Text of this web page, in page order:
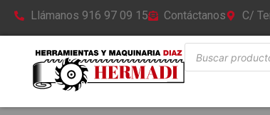
Llámanos 916 97 09 15 Contáctanos C/